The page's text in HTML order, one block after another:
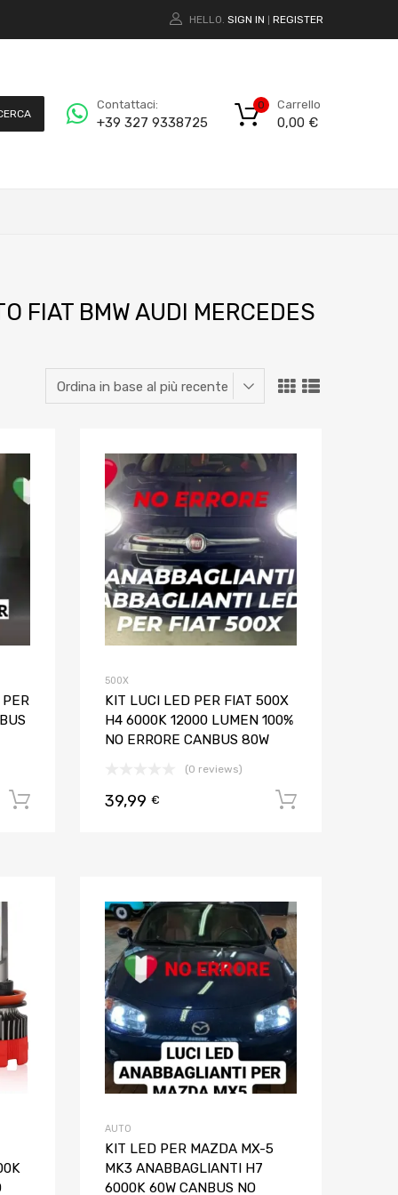
HELLO. SIGN IN REGISTER
Contattaci:
+39 327 9338725
Carrello
0,00 €
0
FIAT BMW AUDI MERCEDES
Aggiungi ai preferiti
Aggiungi al confronto
Aggiungi al carrello
500X
KIT LUCI LED PER FIAT 500X
H4 6000K 12000 LUMEN 100%
NO ERRORE CANBUS 80W
(0 reviews)
39,99 €
Aggiungi ai preferiti
Aggiungi al confronto
AUTO
KIT LED PER MAZDA MX-5
MK3 ANABBAGLIANTI H7
6000K 60W CANBUS NO